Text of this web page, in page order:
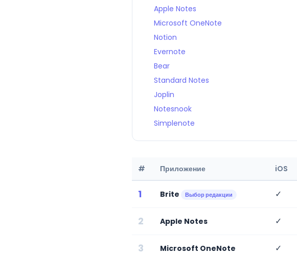
Apple Notes
Microsoft OneNote
Notion
Evernote
Bear
Standard Notes
Joplin
Notesnook
Simplenote
# Приложение iOS
1 Brite Выбор редакции ✓
2 Apple Notes ✓
3 Microsoft OneNote ✓